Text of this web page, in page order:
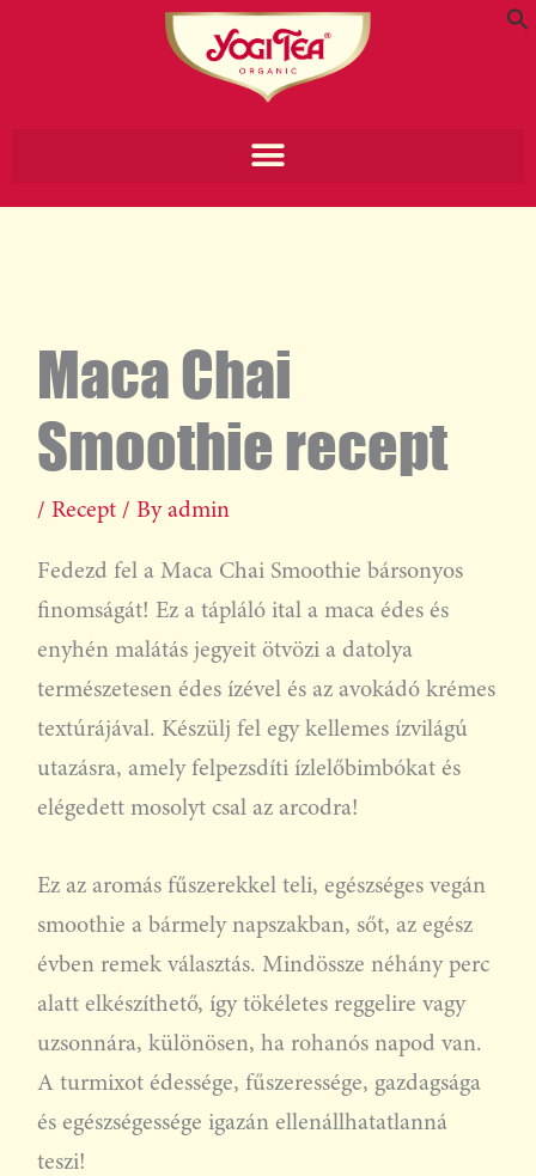
Maca Chai
Smoothie recept
/ Recept/ By admin
Fedezd fel a Maca Chai Smoothie bársonyos
finomságát! Ez a tápláló ital a maca édes és
enyhén malátás jegyeit ötvözi a datolya
természetesen édes ízével és az avokádó krémes
textúrájával. Készülj fel egy kellemes ízvilágú
utazásra, amely felpezsdíti ízlelőbimbókat és
elégedett mosolyt csal az arcodra!
Ez az aromás fűszerekkel teli, egészséges vegán
smoothie a bármely napszakban, sőt, az egész
évben remek választás. Mindössze néhány perc
alatt elkészíthető, így tökéletes reggelire vagy
uzsonnára, különösen, ha rohanós napod van.
A turmixot édessége, fűszeressége, gazdagsága
és egészségessége igazán ellenállhatatlanná
teszi!